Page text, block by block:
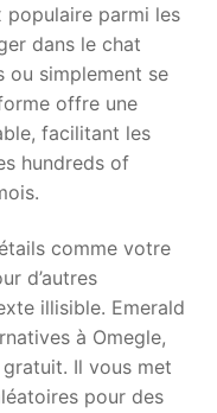
populaire parmi les
dans le chat
ou simplement se
offre une
facilitant les
hundreds of
comme votre
d’autres
illisible. Emerald
à Omegle,
Il vous met
pour des